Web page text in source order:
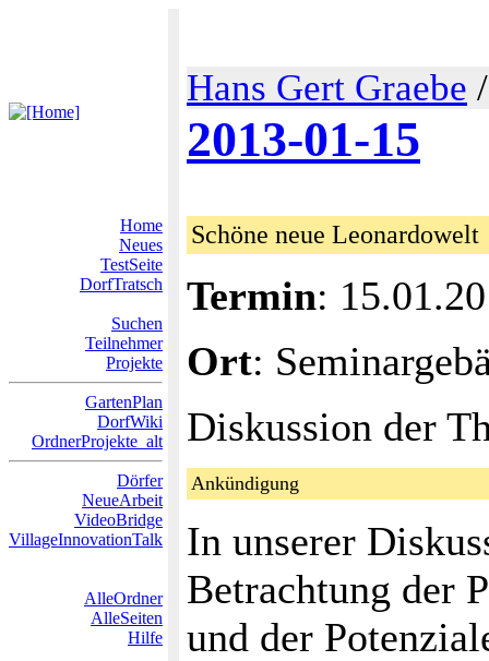
Hans Gert Graebe
2013-01-15
Home
Neues
TestSeite
DorfTratsch
Suchen
Teilnehmer
Projekte
GartenPlan
DorfWiki
OrdnerProjekte_alt
Dörfer
NeueArbeit
VideoBridge
VillageInnovationTalk
AlleOrdner
AlleSeiten
Hilfe
Schöne neue Leonardowelt
Termin:
Ort:
Diskussion der
Ankündigung
In unserer
Betrachtung der
und der